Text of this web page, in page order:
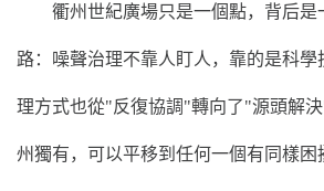
衢州世紀廣場只是一個點，背后是
路：噪聲治理不靠人盯人，靠的是科學
理方式也從"反復協調"轉向了"源頭解
州獨有，可以平移到任何一個有同樣困